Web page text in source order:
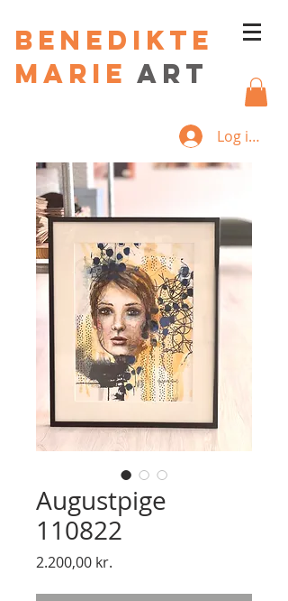
Benedikte
Marie art
Log ind
Augustpige
110822
2.200,00 kr.